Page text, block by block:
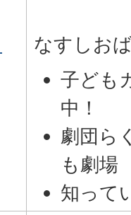
なすしお
子ども
中！
劇団ら
も劇場
知って